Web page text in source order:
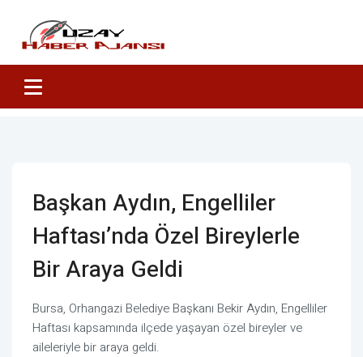
Başkan Aydın, Engelliler
Haftası’nda Özel Bireylerle
Bir Araya Geldi
Bursa, Orhangazi Belediye Başkanı Bekir Aydın, Engelliler
Haftası kapsamında ilçede yaşayan özel bireyler ve
aileleriyle bir araya geldi.